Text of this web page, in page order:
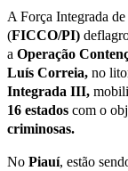
A Força Integrada
(FICCO/PI)
a Operação
Luís Correia, no
Integrada III,
16 estados com o
criminosas.
No Piauí, estão